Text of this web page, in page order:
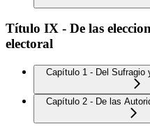
Título IX - De las
electoral
Capítulo 1 - Del Sufragio
Capítulo 2 - De las